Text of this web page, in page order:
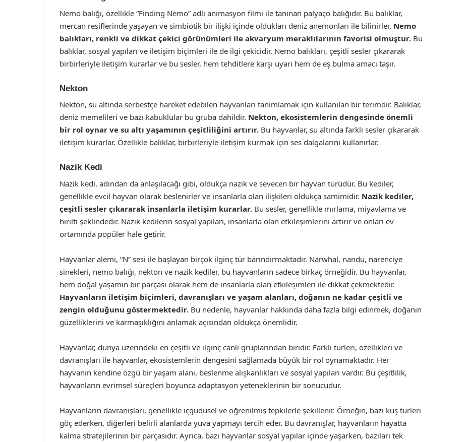
Nemo balığı, özellikle “Finding Nemo” adlı animasyon filmi ile tanınan palyaço balığıdır. Bu balıklar,
mercan resiflerinde yaşayan ve simbiotik bir ilişki içinde oldukları deniz anemonları ile bilinirler. Nemo
balıkları, renkli ve dikkat çekici görünümleri ile akvaryum meraklılarının favorisi olmuştur. Bu
balıklar, sosyal yapıları ve iletişim biçimleri ile de ilgi çekicidir. Nemo balıkları, çeşitli sesler çıkararak
birbirleriyle iletişim kurarlar ve bu sesler, hem tehditlere karşı uyarı hem de eş bulma amacı taşır.
Nekton
Nekton, su altında serbestçe hareket edebilen hayvanları tanımlamak için kullanılan bir terimdir. Balıklar,
deniz memelileri ve bazı kabuklular bu gruba dahildir. Nekton, ekosistemlerin dengesinde önemli
bir rol oynar ve su altı yaşamının çeşitliliğini artırır. Bu hayvanlar, su altında farklı sesler çıkararak
iletişim kurarlar. Özellikle balıklar, birbirleriyle iletişim kurmak için ses dalgalarını kullanırlar.
Nazik Kedi
Nazik kedi, adından da anlaşılacağı gibi, oldukça nazik ve sevecen bir hayvan türüdür. Bu kediler,
genellikle evcil hayvan olarak beslenirler ve insanlarla olan ilişkileri oldukça samimidir. Nazik kediler,
çeşitli sesler çıkararak insanlarla iletişim kurarlar. Bu sesler, genellikle mırlama, miyavlama ve
hırıltı şeklindedir. Nazik kedilerin sosyal yapıları, insanlarla olan etkileşimlerini artırır ve onları ev
ortamında popüler hale getirir.
Hayvanlar alemi, “N” sesi ile başlayan birçok ilginç tür barındırmaktadır. Narwhal, nandu, narenciye
sinekleri, nemo balığı, nekton ve nazik kediler, bu hayvanların sadece birkaç örneğidir. Bu hayvanlar,
hem doğal yaşamın bir parçası olarak hem de insanlarla olan etkileşimleri ile dikkat çekmektedir.
Hayvanların iletişim biçimleri, davranışları ve yaşam alanları, doğanın ne kadar çeşitli ve
zengin olduğunu göstermektedir. Bu nedenle, hayvanlar hakkında daha fazla bilgi edinmek, doğanın
güzelliklerini ve karmaşıklığını anlamak açısından oldukça önemlidir.
Hayvanlar, dünya üzerindeki en çeşitli ve ilginç canlı gruplarından biridir. Farklı türleri, özellikleri ve
davranışları ile hayvanlar, ekosistemlerin dengesini sağlamada büyük bir rol oynamaktadır. Her
hayvanın kendine özgü bir yaşam alanı, beslenme alışkanlıkları ve sosyal yapıları vardır. Bu çeşitlilik,
hayvanların evrimsel süreçleri boyunca adaptasyon yeteneklerinin bir sonucudur.
Hayvanların davranışları, genellikle içgüdüsel ve öğrenilmiş tepkilerle şekillenir. Örneğin, bazı kuş türleri
göç ederken, diğerleri belirli alanlarda yuva yapmayı tercih eder. Bu davranışlar, hayvanların hayatta
kalma stratejilerinin bir parçasıdır. Ayrıca, bazı hayvanlar sosyal yapılar içinde yaşarken, bazıları tek